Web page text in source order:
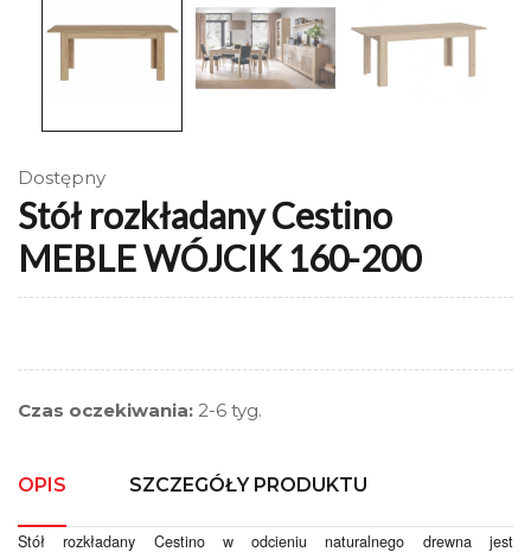
Dostępny
Stół rozkładany Cestino
MEBLE WÓJCIK 160-200
Czas oczekiwania: 2-6 tyg.
OPIS SZCZEGÓŁY PRODUKTU
Stół rozkładany Cestino w odcieniu naturalnego drewna jest